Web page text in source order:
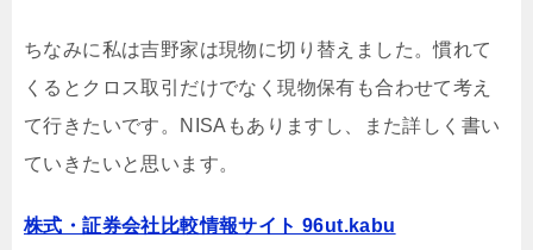
ちなみに私は吉野家は現物に切り替えました。慣れて
くるとクロス取引だけでなく現物保有も合わせて考え
て行きたいです。NISAもありますし、また詳しく書い
ていきたいと思います。
株式・証券会社比較情報サイト 96ut.kabu